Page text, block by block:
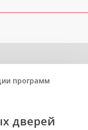
программ
дверей